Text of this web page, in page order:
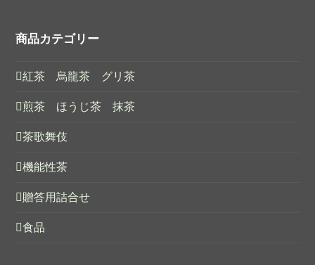
商品カテゴリー
紅茶 烏龍茶 グリ茶
煎茶 ほうじ茶 抹茶
茶歌舞伎
機能性茶
贈答用詰合せ
食品